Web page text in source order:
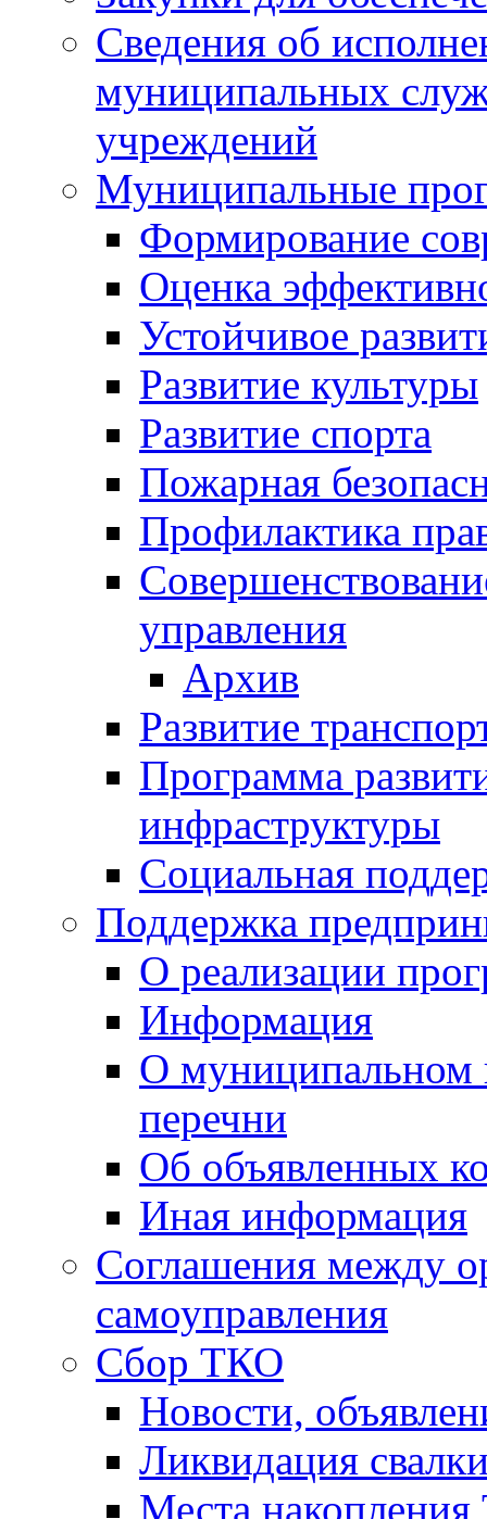
Сведения об
муниципальных
учреждений
Муниципальные
Формирование
Оценка
Устойчивое
Развитие культуры
Развитие спорта
Пожарная
Профилактика
управления
Архив
Развитие
Программа
инфраструктуры
Социальная
Поддержка
О реализации
Информация
О муниципальном
перечни
Об объявленных
Иная информация
Соглашения между
самоуправления
Сбор ТКО
Новости,
Ликвидация
Места